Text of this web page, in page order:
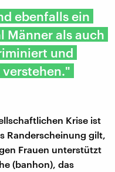
ebenfalls ein
Männer als auch
und
Krise ist
Randerscheinung gilt,
Frauen unterstützt
(banhon), das